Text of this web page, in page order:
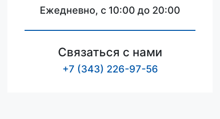
Ежедневно, с 10:00 до 20:00
Связаться с нами
+7 (343) 226-97-56